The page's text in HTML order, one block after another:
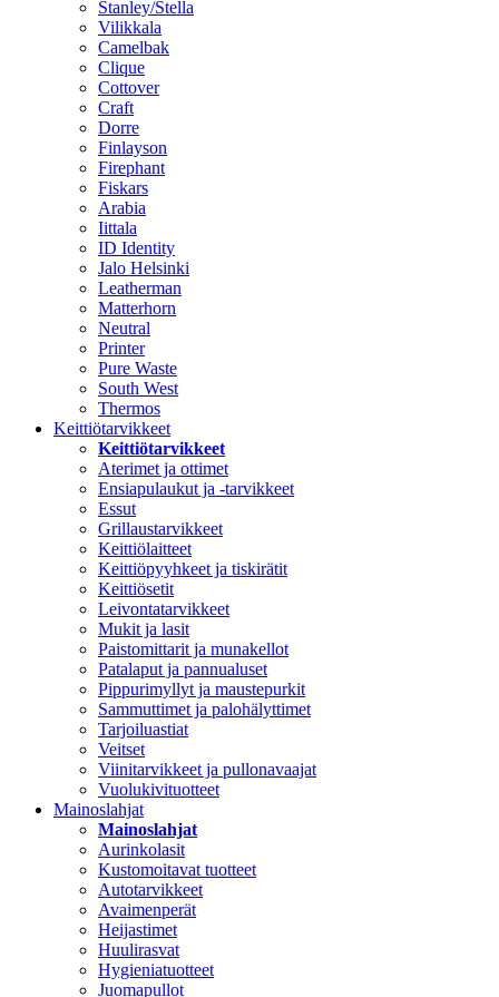
Stanley/Stella
Vilikkala
Camelbak
Clique
Cottover
Craft
Dorre
Finlayson
Firephant
Fiskars
Arabia
Iittala
ID Identity
Jalo Helsinki
Leatherman
Matterhorn
Neutral
Printer
Pure Waste
South West
Thermos
Keittiötarvikkeet
Keittiötarvikkeet
Aterimet ja ottimet
Ensiapulaukut ja -tarvikkeet
Essut
Grillaustarvikkeet
Keittiölaitteet
Keittiöpyyhkeet ja tiskirätit
Keittiösetit
Leivontatarvikkeet
Mukit ja lasit
Paistomittarit ja munakellot
Patalaput ja pannualuset
Pippurimyllyt ja maustepurkit
Sammuttimet ja palohälyttimet
Tarjoiluastiat
Veitset
Viinitarvikkeet ja pullonavaajat
Vuolukivituotteet
Mainoslahjat
Mainoslahjat
Aurinkolasit
Kustomoitavat tuotteet
Autotarvikkeet
Avaimenperät
Heijastimet
Huulirasvat
Hygieniatuotteet
Juomapullot